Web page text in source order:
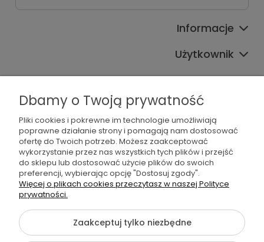
Informacje
Użytkownik
Pomoc
Oferta
Sprawdź również
©2026 Wszelkie Prawa Zastrzeżone | Furgo.pl
Szablon Flex byEcommercy
Dbamy o Twoją prywatność
Pliki cookies i pokrewne im technologie umożliwiają
poprawne działanie strony i pomagają nam dostosować
ofertę do Twoich potrzeb. Możesz zaakceptować
wykorzystanie przez nas wszystkich tych plików i przejść
do sklepu lub dostosować użycie plików do swoich
preferencji, wybierając opcję "Dostosuj zgody".
Więcej o plikach cookies przeczytasz w naszej Polityce
prywatności.
Zaakceptuj tylko niezbędne